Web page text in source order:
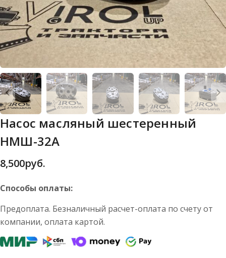
Насос масляный шестеренный
НМШ-32А
8,500руб.
Способы оплаты:
Предоплата. Безналичный расчет-оплата по счету от
компании, оплата картой.